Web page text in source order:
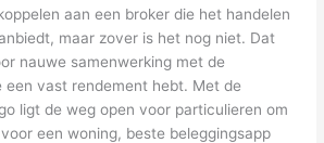
aan een broker die het handelen
maar zover is het nog niet. Dat
nauwe samenwerking met de
een vast rendement hebt. Met de
ligt de weg open voor particulieren om
een woning, beste beleggingsapp